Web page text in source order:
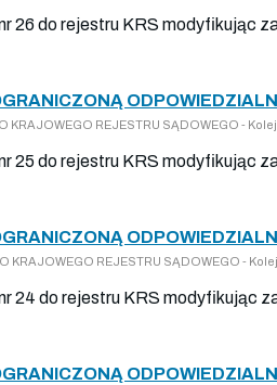
26 do rejestru KRS modyfikując
KRAJOWEGO REJESTRU SĄDOWEGO -
25 do rejestru KRS modyfikując
KRAJOWEGO REJESTRU SĄDOWEGO -
24 do rejestru KRS modyfikując